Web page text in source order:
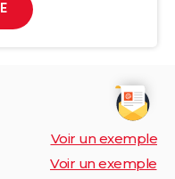
Voir un exemple
Voir un exemple